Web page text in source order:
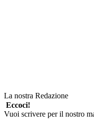
La nostra Redazione
Eccoci!
Vuoi scrivere per il nostro